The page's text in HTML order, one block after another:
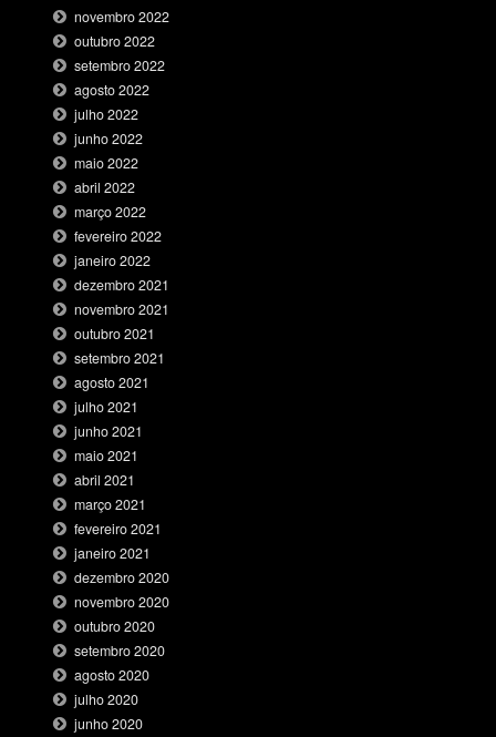
novembro 2022
outubro 2022
setembro 2022
agosto 2022
julho 2022
junho 2022
maio 2022
abril 2022
março 2022
fevereiro 2022
janeiro 2022
dezembro 2021
novembro 2021
outubro 2021
setembro 2021
agosto 2021
julho 2021
junho 2021
maio 2021
abril 2021
março 2021
fevereiro 2021
janeiro 2021
dezembro 2020
novembro 2020
outubro 2020
setembro 2020
agosto 2020
julho 2020
junho 2020